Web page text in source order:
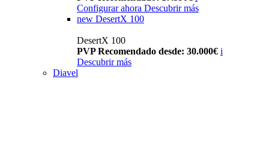
Configurar ahora Descubrir más
new DesertX 100
DesertX 100
PVP Recomendado desde: 30.000€ i
Descubrir más
Diavel